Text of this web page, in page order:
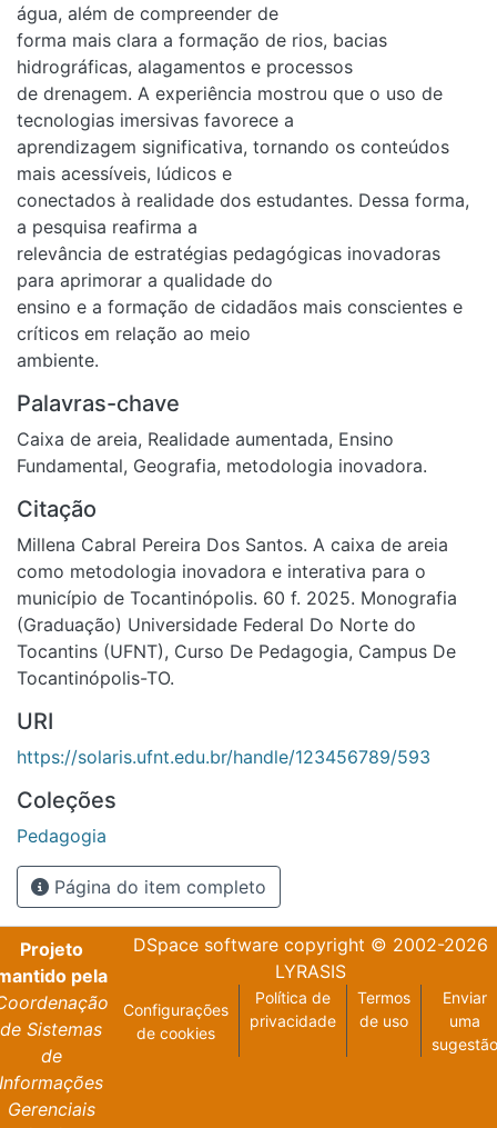
água, além de compreender de
forma mais clara a formação de rios, bacias
hidrográficas, alagamentos e processos
de drenagem. A experiência mostrou que o uso de
tecnologias imersivas favorece a
aprendizagem significativa, tornando os conteúdos
mais acessíveis, lúdicos e
conectados à realidade dos estudantes. Dessa forma,
a pesquisa reafirma a
relevância de estratégias pedagógicas inovadoras
para aprimorar a qualidade do
ensino e a formação de cidadãos mais conscientes e
críticos em relação ao meio
ambiente.
Palavras-chave
Caixa de areia, Realidade aumentada, Ensino
Fundamental, Geografia, metodologia inovadora.
Citação
Millena Cabral Pereira Dos Santos. A caixa de areia
como metodologia inovadora e interativa para o
município de Tocantinópolis. 60 f. 2025. Monografia
(Graduação) Universidade Federal Do Norte do
Tocantins (UFNT), Curso De Pedagogia, Campus De
Tocantinópolis-TO.
URI
https://solaris.ufnt.edu.br/handle/123456789/593
Coleções
Pedagogia
Página do item completo
Projeto
pela
de Sistemas
de
Informações
Gerenciais
DSpace softwarecopyright © 2002-2026
LYRASIS
Configurações
de cookies
Política de
privacidade
Termos
de uso
Enviar
uma
sugestão